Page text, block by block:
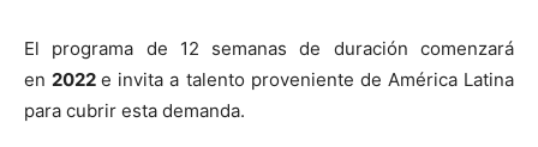
El programa de 12 semanas de duración comenzará
en2022e invita a talento proveniente de América Latina
para cubrir esta demanda.